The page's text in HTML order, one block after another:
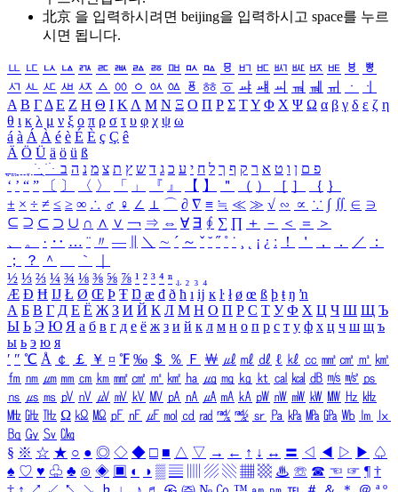
北京 을 입력하시려면 beijing을 입력하시고 space를 누르
시면 됩니다.
ㅥ ㅦ ㅧ ㅨ ㅩ ㅪ ㅫ ㅬ ㅭ ㅮ ㅯ ㅰ ㅱ ㅲ ㅳ ㅴ ㅵ ㅶ ㅷ ㅸ
ㅹ
ㅺ ㅻ ㅼ ㅽ ㅾ ㅿ ㆀ ㆁ ㆂ ㆃ ㆄ ㆅ ㆆ ㆇ ㆈ ㆉ ㆊ ㆋ ㆌ ㆍ
ㆎ
Α Β ΓΔ Ε Ζ Η Θ Ι ΚΛ Μ Ν Ξ Ο Π Ρ Σ ΤΥ Φ Χ Ψ Ω α β γ δ ε ζ η
θ ι κ λ μ ν ξ ο π ρ σ τ υ φ χ ψ ω
á à Á À é è É È ç Ç ê
Ä Ö Ü ä ö ü ß
ִֶֹ ֻּ ׁׂ פ ם ן ו ט א ר ק ף ך ל ח י ע כ ג ד ש ץ ת צ מ נ ה ב
‘ ’ “ ” 〔 〕 〈 〉 「 」 『 』 【 】 ＂ （ ） ［ ］ ｛ ｝
± × ÷ ≠ ≤ ≥ ∞ ∴ ♂ ♀ ∠ ⊥ ⌒ ∂ ∇ ≡ ≒ ≪ ≫ √ ∽ ∝ ∵ ∫ ∬ ∈ ∋
⊆ ⊇ ⊂ ⊃ ∪ ∩ ∧ ∨ ￢ ⇒ ⇔ ∀ ∃ ∮ ∑ ∏ ＋ － ＜ ＝
＞
、
。 · ‥ … ¨ 〃 ― ＼ ∼ ´ ～ ˇ ˘ ˝ ˚ ˙ ¸ ¡ ¿ ː ！ ＇ ， ． ／
：
；
？ ＾ ｀
½ ⅓ ⅔ ¼ ¾ ⅛ ⅜ ⅝ ⅞ ¹ ² ³ ⁴ ⁿ ₁ ₂ ₃ ₄
Æ Ð Ħ Ĳ Ł Ø Œ Þ Ŧ Ŋ æ đ ð ħ ı ĳ ĸ ŀ ł ø œ ß þ ŧ ŋ ŉ
А Б В Г Д Е Ё Ж З И Й К Л М Н О П Р С Т У Ф Х Ц Ч Ш Щ Ъ
Ы Ь Э Ю Я а б в г д е ё ж з и й к л м н о п р с т у ф х ц ч ш щ ъ
ы ь э ю я
′ ″ ℃ Å ￠ ￡ ￥ ¤ ℉ ‰ ＄ ％ Ｆ ￦ ㎕ ㎖ ㎗ ℓ ㎘ ㏄ ㎣ ㎤ ㎥ ㎦
㎙ ㎚ ㎛ ㎜ ㎝ ㎞ ㎟ ㎠ ㎡ ㎢ ㏊ ㎍ ㎎ ㎏ ㏏ ㎈ ㎉ ㏈ ㎧ ㎨ ㎰
㎱ ㎲ ㎳ ㎴ ㎵ ㎶ ㎷ ㎸ ㎹ ㎀ ㎁ ㎂ ㎃ ㎄ ㎺ ㎻ ㎽ ㎾ ㎿ ㎐ ㎑
㎒ ㎓ ㎔ Ω ㏀ ㏁ ㎊ ㎋ ㎌ ㏖ ㏅ ㎭ ㎮ ㎯ ㏛ ㎩ ㎪ ㎫ ㎬ ㏝ ㏐
㏓
㏃ ㏉ ㏜ ㏆
§ ※ ☆ ★ ○ ● ◎ ◇ ◆ □ ■ △ ▽ → ← ↑ ↓ ↔ 〓 ◁ ◀ ▷ ▶ ♤
♠ ♡ ♥ ♧ ♣ ⊙ ◈ ▣ ◐ ◑ ▒ ▤ ▨ ▧ ▦ ▩ ♨ ☏ ☎ ☜ ☞ ¶ †